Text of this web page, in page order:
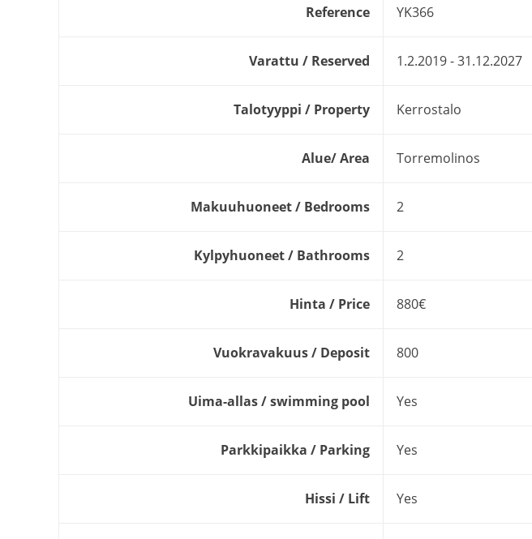
Reference YK366
Varattu / Reserved 1.2.2019 - 31.12.2027
Talotyyppi / Property Kerrostalo
Alue/ Area Torremolinos
Makuuhuoneet / Bedrooms 2
Kylpyhuoneet / Bathrooms 2
Hinta / Price 880€
Vuokravakuus / Deposit 800
Uima-allas / swimming pool Yes
Parkkipaikka / Parking Yes
Hissi / Lift Yes